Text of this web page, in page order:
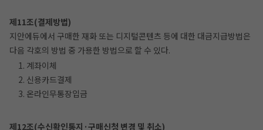
제11조(결제방법)
지안에듀에서 구매한 재화 또는 디지털콘텐츠 등에 대한 대금지급방법은
다음 각호의 방법 중 가용한 방법으로 할 수 있다.
1. 계좌이체
2. 신용카드결제
3. 온라인무통장입금
제12조(수신확인통지·구매신청 변경 및 취소)